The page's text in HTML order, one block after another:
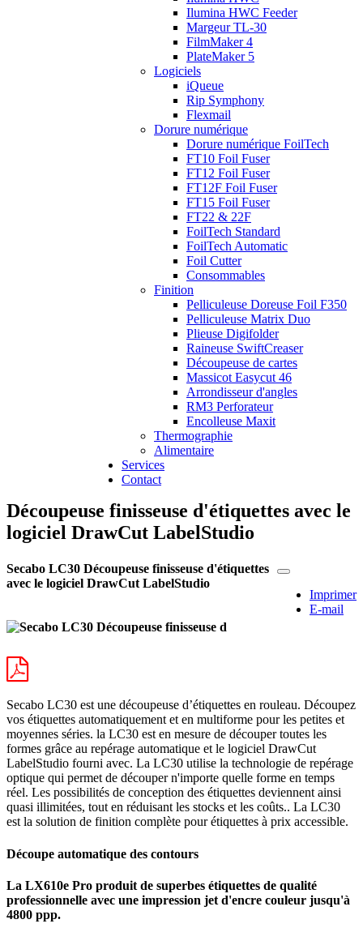
Ilumina HWC Feeder
Margeur TL-30
FilmMaker 4
PlateMaker 5
Logiciels
iQueue
Rip Symphony
Flexmail
Dorure numérique
Dorure numérique FoilTech
FT10 Foil Fuser
FT12 Foil Fuser
FT12F Foil Fuser
FT15 Foil Fuser
FT22 & 22F
FoilTech Standard
FoilTech Automatic
Foil Cutter
Consommables
Finition
Pelliculeuse Doreuse Foil F350
Pelliculeuse Matrix Duo
Plieuse Digifolder
Raineuse SwiftCreaser
Découpeuse de cartes
Massicot Easycut 46
Arrondisseur d'angles
RM3 Perforateur
Encolleuse Maxit
Thermographie
Alimentaire
Services
Contact
Découpeuse finisseuse d'étiquettes avec le
logiciel DrawCut LabelStudio
Imprimer
E-mail
Secabo LC30 Découpeuse finisseuse d'étiquettes
avec le logiciel DrawCut LabelStudio
Secabo LC30 est une découpeuse d’étiquettes en rouleau. Découpez
vos étiquettes automatiquement et en multiforme pour les petites et
moyennes séries. la LC30 est en mesure de découper toutes les
formes grâce au repérage automatique et le logiciel DrawCut
LabelStudio fourni avec. La LC30 utilise la technologie de repérage
optique qui permet de découper n'importe quelle forme en temps
réel. Les possibilités de conception des étiquettes deviennent ainsi
quasi illimitées, tout en réduisant les stocks et les coûts.. La LC30
est la solution de finition complète pour étiquettes à prix accessible.
Découpe automatique des contours
La LX610e Pro produit de superbes étiquettes de qualité
professionnelle avec une impression jet d'encre couleur jusqu'à
4800 ppp.